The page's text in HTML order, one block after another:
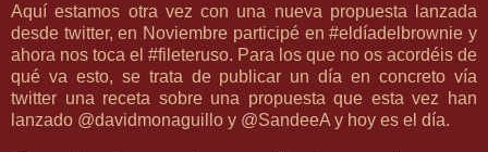
Aquí estamos otra vez con una nueva propuesta lanzada
desde twitter, en Noviembre participé en#eldíadelbrownie y
ahora nos toca el #fileteruso. Para los que no os acordéis de
qué va esto, se trata de publicar un día en concreto vía
twitter una receta sobre una propuesta que esta vez han
lanzado @davidmonaguillo y @SandeeA y hoy es el día.